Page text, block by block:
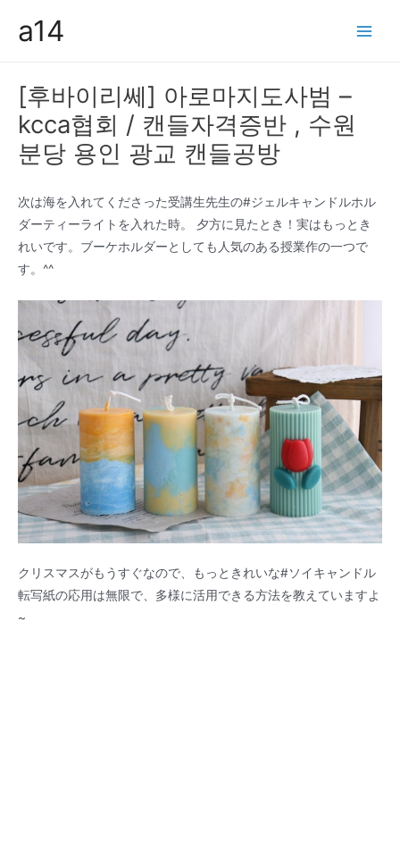
a14
[후바이리쎄] 아로마지도사범 –
kcca협회 / 캔들자격증반 , 수원
분당 용인 광교 캔들공방
次は海を入れてくださった受講生先生の#ジェルキャンドルホル
ダーティーライトを入れた時。 夕方に見たとき！実はもっとき
れいです。ブーケホルダーとしても人気のある授業作の一つで
す。^^
クリスマスがもうすぐなので、もっときれいな#ソイキャンドル
転写紙の応用は無限で、多様に活用できる方法を教えていますよ
~